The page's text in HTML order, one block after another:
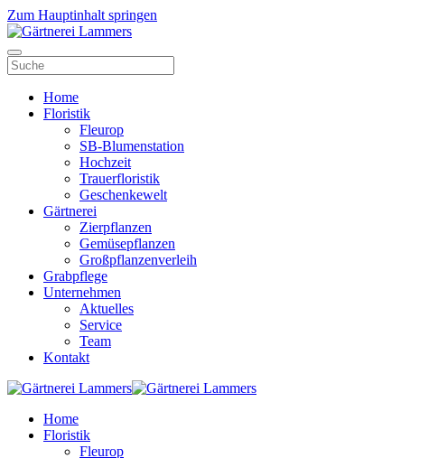
Zum Hauptinhalt springen
Home
Floristik
Fleurop
SB-Blumenstation
Hochzeit
Trauerfloristik
Geschenkewelt
Gärtnerei
Zierpflanzen
Gemüsepflanzen
Großpflanzenverleih
Grabpflege
Unternehmen
Aktuelles
Service
Team
Kontakt
Home
Floristik
Fleurop